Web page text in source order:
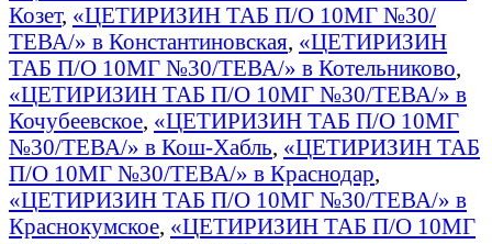
Козет, «ЦЕТИРИЗИН ТАБ П/О 10МГ №30/
ТЕВА/» в Константиновская, «ЦЕТИРИЗИН
ТАБ П/О 10МГ №30/ТЕВА/» в Котельниково,
«ЦЕТИРИЗИН ТАБ П/О 10МГ №30/ТЕВА/» в
Кочубеевское, «ЦЕТИРИЗИН ТАБ П/О 10МГ
№30/ТЕВА/» в Кош-Хабль, «ЦЕТИРИЗИН ТАБ
П/О 10МГ №30/ТЕВА/» в Краснодар,
«ЦЕТИРИЗИН ТАБ П/О 10МГ №30/ТЕВА/» в
Краснокумское, «ЦЕТИРИЗИН ТАБ П/О 10МГ